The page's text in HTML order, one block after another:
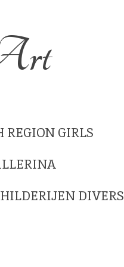
GIRLS
DIVERS